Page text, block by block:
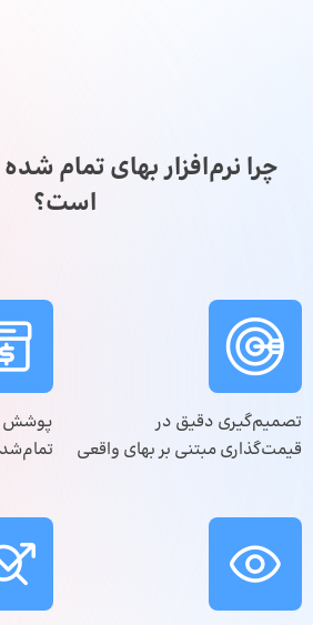
چرا نرم‌افزار بهای تمام
است؟
تصمیم‌گیری دقیق در
قیمت‌گذاری مبتنی بر بهای واقعی
پوشش